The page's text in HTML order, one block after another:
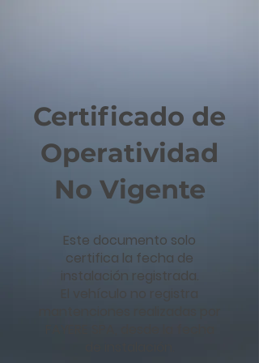
Certificado de
Operatividad
No Vigente
Este documento solo
certifica la fecha de
instalación registrada.
El vehículo no registra